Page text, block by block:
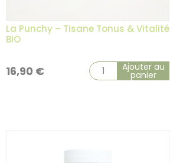
2 avis
La Punchy – Tisane Tonus & Vitalité
BIO
16,90 € Ajouter au
panier